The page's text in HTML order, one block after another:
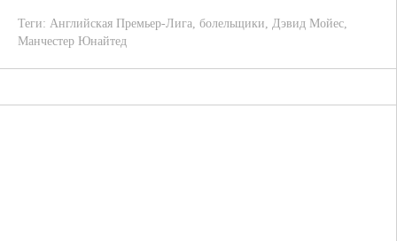
Теги: Английская Премьер-Лига, болельщики, Дэвид Мойес,
Манчестер Юнайтед